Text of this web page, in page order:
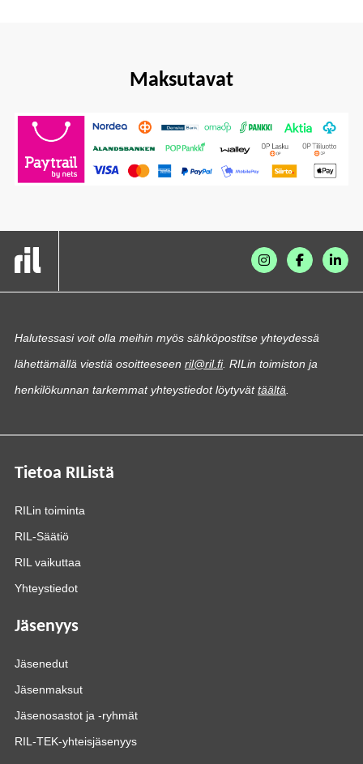
Maksutavat
Halutessasi voit olla meihin myös sähköpostitse yhteydessä
lähettämällä viestiä osoitteeseen ril@ril.fi. RILin toimiston ja
henkilökunnan tarkemmat yhteystiedot löytyvättäältä
Tietoa RIListä
RILin toiminta
RIL-Säätiö
RIL vaikuttaa
Yhteystiedot
Jäsenyys
Jäsenedut
Jäsenmaksut
Jäsenosastot ja -ryhmät
RIL-TEK-yhteisjäsenyys